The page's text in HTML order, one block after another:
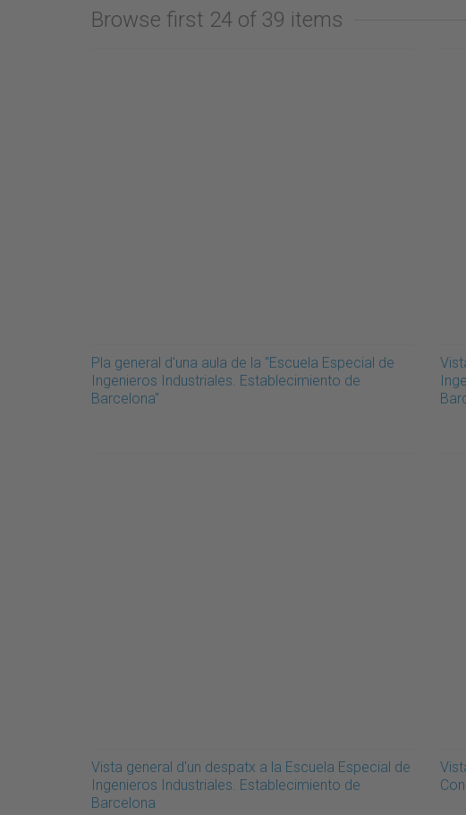
Browse first 24 of 39 items
Pla general d'una aula de la "Escuela Especial de
Ingenieros Industriales. Establecimiento de
Barcelona"
Vista general d'un despatx a la Escuela Especial de
Ingenieros Industriales. Establecimiento de
Barcelona